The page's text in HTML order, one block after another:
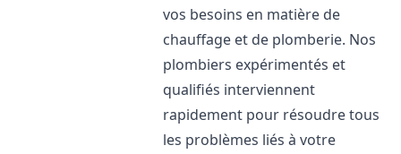
vos besoins en matière de
chauffage et de plomberie. Nos
plombiers expérimentés et
qualifiés interviennent
rapidement pour résoudre tous
les problèmes liés à votre